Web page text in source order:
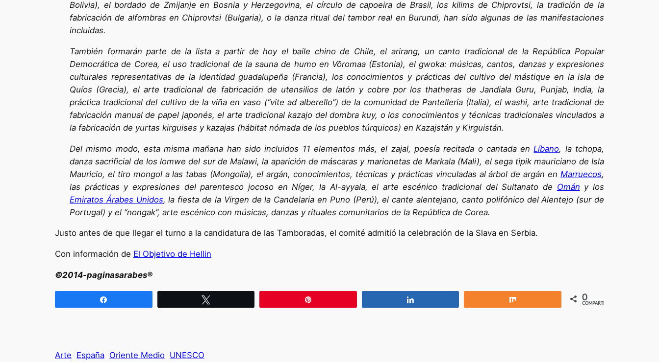
Bolivia), el bordado de Zmijanje en Bosnia y Herzegovina, el círculo de capoeira de Brasil, los kilims de Chiprovtsi, la tradición de la
fabricación de alfombras en Chiprovtsi (Bulgaria), o la danza ritual del tambor real en Burundi, han sido algunas de las manifestaciones
incluidas.
También formarán parte de la lista a partir de hoy el baile chino de Chile, el arirang, un canto tradicional de la República Popular
Democrática de Corea, el uso tradicional de la sauna de humo en Võromaa (Estonia), el gwoka: músicas, cantos, danzas y expresiones
culturales representativas de la identidad guadalupeña (Francia), los conocimientos y prácticas del cultivo del mástique en la isla de
Quíos (Grecia), el arte tradicional de fabricación de utensilios de latón y cobre por los thatheras de Jandiala Guru, Punjab, India, la
práctica tradicional del cultivo de la viña en vaso (“vite ad alberello”) de la comunidad de Pantelleria (Italia), el washi, arte tradicional de
fabricación manual de papel japonés, el arte tradicional kazajo del dombra kuy, o los conocimientos y técnicas tradicionales vinculados a
la fabricación de yurtas kirguises y kazajas (hábitat nómada de los pueblos túrquicos) en Kazajstán y Kirguistán.
Del mismo modo, esta misma mañana han sido incluidos 11 elementos más, el zajal, poesía recitada o cantada en Líbano, la tchopa,
danza sacrificial de los lomwe del sur de Malawi, la aparición de máscaras y marionetas de Markala (Mali), el sega tipik mauriciano de Isla
Mauricio, el tiro mongol a las tabas (Mongolia), el argán, conocimientos, técnicas y prácticas vinculadas al árbol de argán en Marruecos,
las prácticas y expresiones del parentesco jocoso en Níger, la Al-ayyala, el arte escénico tradicional del Sultanato de Omán y los
Emiratos Árabes Unidos, la fiesta de la Virgen de la Candelaria en Puno (Perú), el cante alentejano, canto polifónico del Alentejo (sur de
Portugal) y el “nongak”, arte escénico con músicas, danzas y rituales comunitarios de la República de Corea.
Justo antes de que llegar el turno a la candidatura de las Tamboradas, el comité admitió la celebración de la Slava en Serbia.
Con información de El Objetivo de Hellin
©2014-paginasarabes®
0
COMPARTIR
Arte España Oriente Medio UNESCO